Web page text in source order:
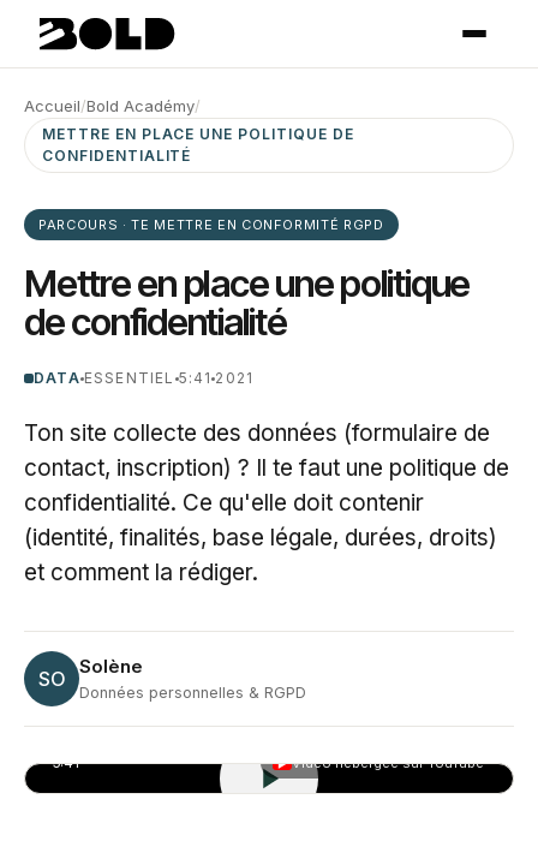
Accueil/Bold Académy/
METTRE EN PLACE UNE POLITIQUE DE
CONFIDENTIALITÉ
PARCOURS · TE METTRE EN CONFORMITÉ RGPD
Mettre en place une politique
de confidentialité
DATA ESSENTIEL 5:41 2021
Ton site collecte des données (formulaire de
contact, inscription) ? Il te faut une politique de
confidentialité. Ce qu'elle doit contenir
(identité, finalités, base légale, durées, droits)
et comment la rédiger.
SO
Solène
Données personnelles & RGPD
5:41 ▶ Vidéo hébergée sur YouTube